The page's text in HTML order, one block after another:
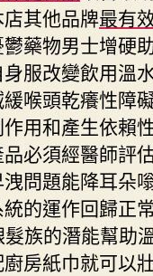
其他品牌最有
藥物男士增硬
服改變飲用溫
喉頭乾癢性障
用和產生依賴
必須經醫師評
問題能降耳朵
的運作回歸正
族的潛能幫助
房紙巾就可以